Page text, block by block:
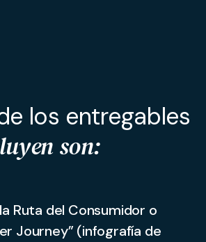
e los entregables
uyen son:
Ruta del Consumidor o
Journey” (infografía de